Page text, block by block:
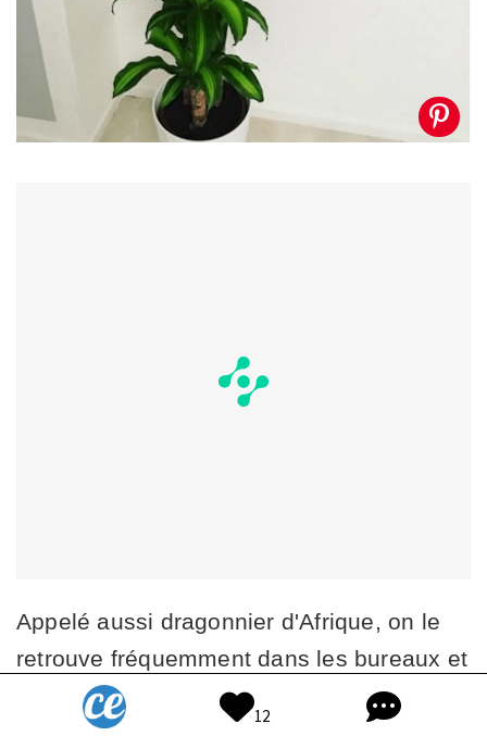
Appelé aussi dragonnier d'Afrique, on le
retrouve fréquemment dans les bureaux et
les maisons, grâce à son beau feuillage
12